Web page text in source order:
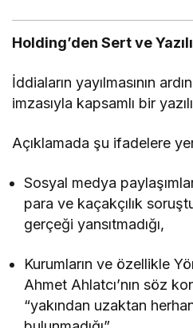
Holding’den Sert ve
İddiaların yayılmasının
imzasıyla kapsamlı bir
Açıklamada şu ifadelere
Sosyal medya
para ve kaçakçılık
gerçeği yansıtmadığı,
Kurumların ve özellikle
Ahmet Ahlatcı’nın söz
“yakından uzaktan